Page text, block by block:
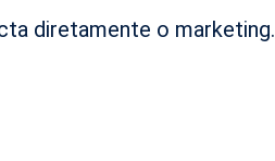
diretamente o marketing.